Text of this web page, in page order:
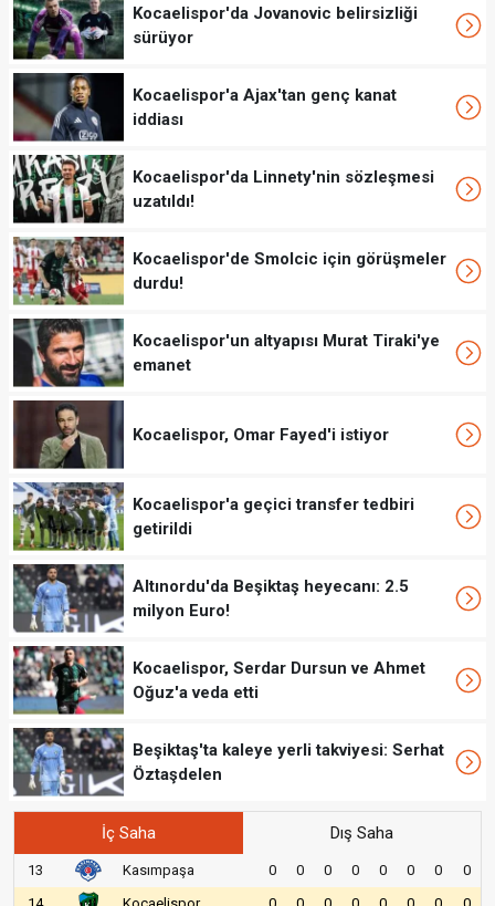
Kocaelispor'da Jovanovic belirsizliği
sürüyor
Kocaelispor'a Ajax'tan genç kanat
iddiası
Kocaelispor'da Linnety'nin sözleşmesi
uzatıldı!
Kocaelispor'de Smolcic için görüşmeler
durdu!
Kocaelispor'un altyapısı Murat Tiraki'ye
emanet
Kocaelispor, Omar Fayed'i istiyor
Kocaelispor'a geçici transfer tedbiri
getirildi
Altınordu'da Beşiktaş heyecanı: 2.5
milyon Euro!
Kocaelispor, Serdar Dursun ve Ahmet
Oğuz'a veda etti
Beşiktaş'ta kaleye yerli takviyesi: Serhat
Öztaşdelen
İç Saha Dış Saha
13 Kasımpaşa 0 0 0 0 0 0 0
0